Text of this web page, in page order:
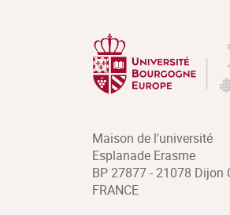
Maison de l'université
Esplanade Erasme
BP 27877 - 21078 Dijon
FRANCE